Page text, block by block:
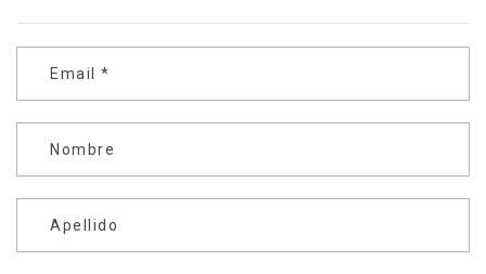
Email *
Nombre
Apellido